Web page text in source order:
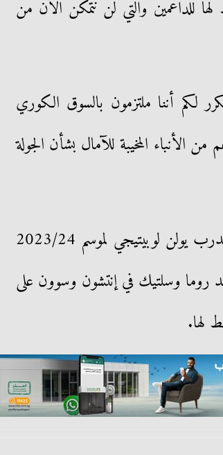
لها للداعمين والتي لن نتمكن الآن من
لكم أننا ملتزمون بالسوق الكوري
المخيبة للآمال بشأن الجولة
كان من المقرر أن تشهد الجولة استعداد فريق المدرب يولن لوبيتيجي لموسم 2023/24
روما وسلتيك في إنتشون وسوون على
لها.